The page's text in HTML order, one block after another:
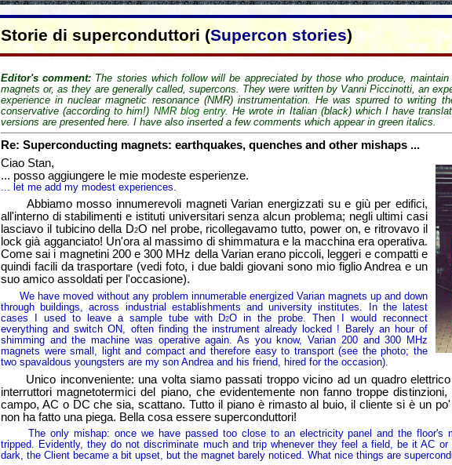
Storie di superconduttori (Supercon stories)
Editor's comment: The stories which follow will be appreciated by those who produce,
magnets or, as they are generally called,supercons . They were written by Vanni Piccinotti, an
experience in nuclear magnetic resonance (NMR) instrumentation. He was spurred to writing
conservative (according to him!) NMR blog entry. He wrote in Italian (black) which I have
versions are presented here. I have also inserted a few comments which appear in green italics.
Re: Superconducting magnets: earthquakes, quenches and other mishaps ...
Ciao Stan,
... posso aggiungere le mie modeste esperienze.
... let me add my modest experiences.
Abbiamo mosso innumerevoli magneti Varian energizzati su e giù per edifici,
all'interno di stabilimenti e istituti universitari senza alcun problema; negli ultimi casi
lasciavo il tubicino della D2O nel probe, ricollegavamo tutto, power on, e ritrovavo il
lock già agganciato! Un'ora al massimo di shimmatura e la macchina era operativa.
Come sai i magnetini 200 e 300 MHz della Varian erano piccoli, leggeri e compatti e
quindi facili da trasportare (vedi foto, i due baldi giovani sono mio figlio Andrea e un
suo amico assoldati per l'occasione).
We have moved without any problem innumerable energized Varian magnets up and down
through buildings, across industrial establishments and university institutes. In the latest
cases I used to leave a sample tube with D2O in the probe. Then I would reconnect
everything and switch ON, often finding the instrument already locked ! Barely an hour of
shimming and the machine was operative again. As you know, Varian 200 and 300 MHz
magnets were small, light and compact and therefore easy to transport (see the photo; the
two spavaldous youngsters are my son Andrea and his friend, hired for the occasion).
Unico inconveniente: una volta siamo passati troppo vicino ad un quadro
interruttori magnetotermici del piano, che evidentemente non fanno troppe
campo, AC o DC che sia, scattano. Tutto il piano è rimasto al buio, il cliente si è un
non ha fatto una piega. Bella cosa essere superconduttori!
The only mishap: once we have passed too close to an electricity panel and the floor's
tripped. Evidently, they do not discriminate much and trip whenever they feel a field, be it AC or
dark, the Client became a bit upset, but the magnet barely noticed. What nice things are